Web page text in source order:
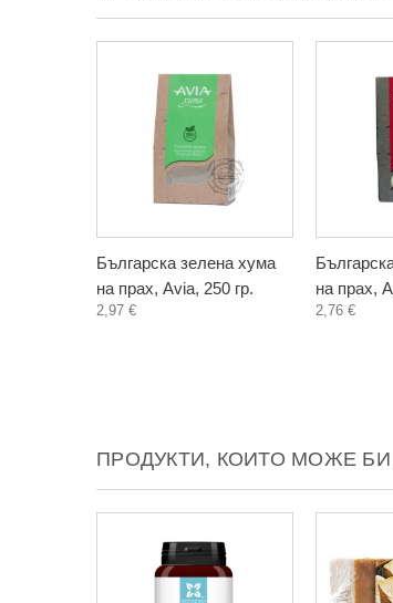
Българска зелена хума
на прах, Avia, 250 гр.
2,97 €
на прах,
2,76 €
ПРОДУКТИ, КОИТО МОЖЕ